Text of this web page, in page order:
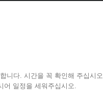
니다. 시간을 꼭 확인해 주십시
어 일정을 세워주십시오.